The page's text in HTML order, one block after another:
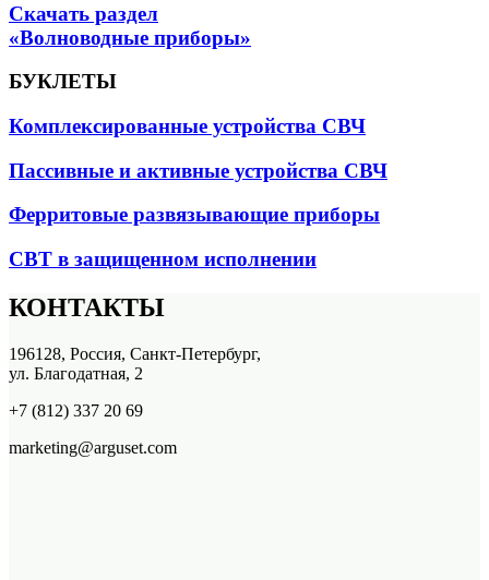
Скачать раздел
«Волноводные приборы»
БУКЛЕТЫ
Комплексированные устройства СВЧ
Пассивные и активные устройства СВЧ
Ферритовые развязывающие приборы
СВТ в защищенном исполнении
КОНТАКТЫ
196128, Россия, Санкт-Петербург,
ул. Благодатная, 2
+7 (812) 337 20 69
marketing@arguset.com